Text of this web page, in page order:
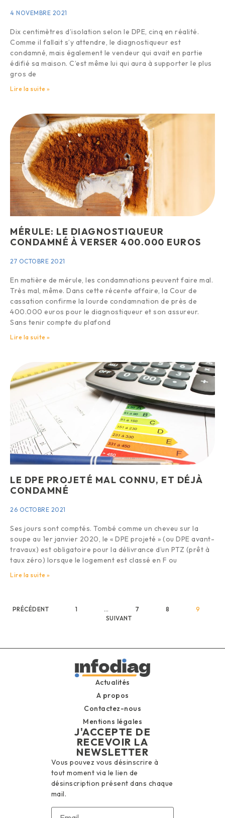
4 NOVEMBRE 2021
Dix centimètres d’isolation selon le DPE, cinq en réalité.
Comme il fallait s’y attendre, le diagnostiqueur est
condamné, mais également le vendeur qui avait en partie
édifié sa maison. C’est même lui qui aura à supporter le plus
gros de
Lire la suite »
MÉRULE: LE DIAGNOSTIQUEUR
CONDAMNÉ À VERSER 400.000 EUROS
27 OCTOBRE 2021
En matière de mérule, les condamnations peuvent faire mal.
Très mal, même. Dans cette récente affaire, la Cour de
cassation confirme la lourde condamnation de près de
400.000 euros pour le diagnostiqueur et son assureur.
Sans tenir compte du plafond
Lire la suite »
LE DPE PROJETÉ MAL CONNU, ET DÉJÀ
CONDAMNÉ
26 OCTOBRE 2021
Ses jours sont comptés. Tombé comme un cheveu sur la
soupe au 1er janvier 2020, le « DPE projeté » (ou DPE avant-
travaux) est obligatoire pour la délivrance d’un PTZ (prêt à
taux zéro) lorsque le logement est classé en F ou
Lire la suite »
PRÉCÉDENT 1 … 7 8
9
SUIVANT
Actualités
A propos
Contactez-nous
Mentions légales
J'ACCEPTE DE
RECEVOIR LA
NEWSLETTER
Vous pouvez vous désinscrire à
tout moment via le lien de
désinscription présent dans chaque
mail.